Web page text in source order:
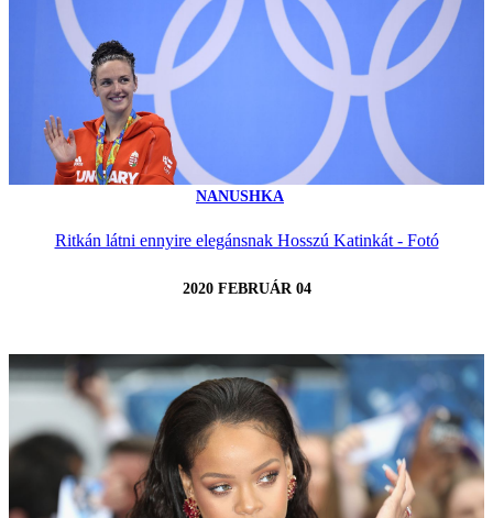
NANUSHKA
Ritkán látni ennyire elegánsnak Hosszú Katinkát - Fotó
2020 FEBRUÁR 04